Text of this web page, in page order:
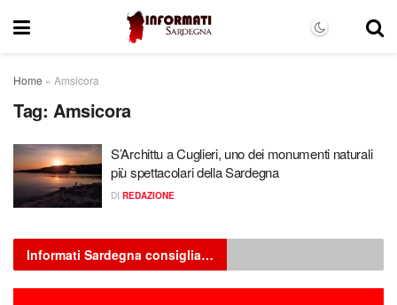
Home » Amsicora
Tag: Amsicora
S’Archittu a Cuglieri, uno dei monumenti naturali
più spettacolari della Sardegna
DI REDAZIONE
Informati Sardegna consiglia…